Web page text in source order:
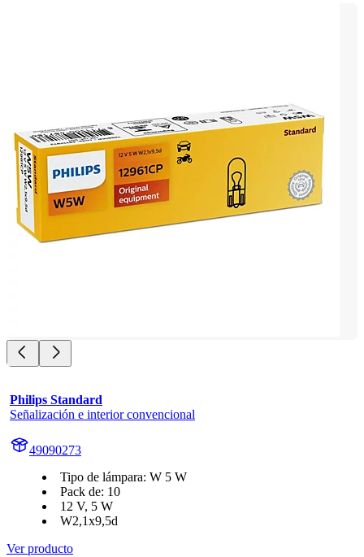
Philips Standard
Señalización e interior convencional
49090273
Tipo de lámpara: W 5 W
Pack de: 10
12 V, 5 W
W2,1x9,5d
Ver producto